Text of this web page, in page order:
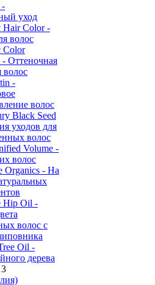
-
уход
Color -
волос
Color
Оттеночная
волос
-
волос
Black Seed
уходов для
волос
Volume -
волос
Organics - На
Hip Oil -
волос с
Oil -
дерева